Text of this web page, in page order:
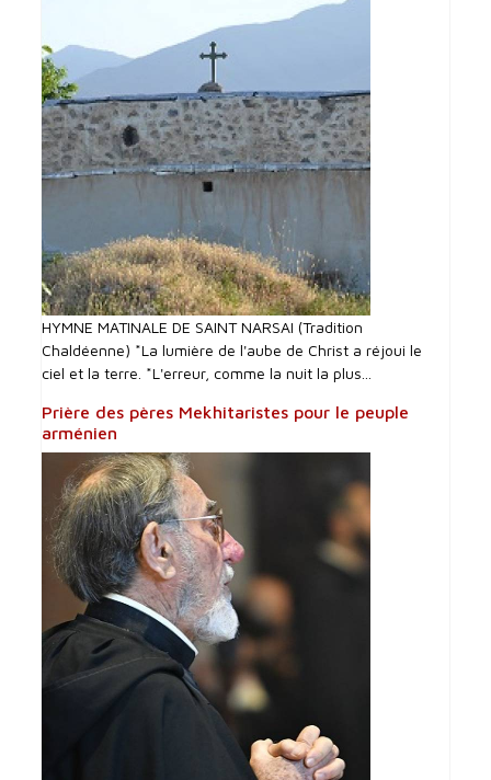
HYMNE MATINALE DE SAINT NARSAI (Tradition
Chaldéenne) *La lumière de l'aube de Christ a réjoui le
ciel et la terre. *L'erreur, comme la nuit la plus...
Prière des pères Mekhitaristes pour le peuple
arménien